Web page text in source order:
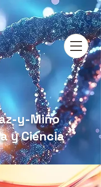
y-Miño
y Ciencia